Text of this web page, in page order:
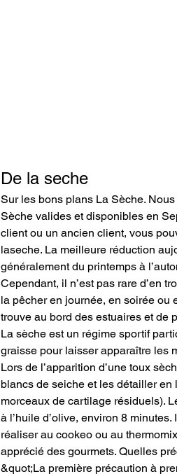
De la seche
Sur les bons plans La Sèche.
Sèche valides et disponibles en
client ou un ancien client, vous
laseche. La meilleure réduction
généralement du printemps à
Cependant, il n’est pas rare d’en
la pêcher en journée, en soirée ou
trouve au bord des estuaires et de
La sèche est un régime sportif
graisse pour laisser apparaître les
Lors de l’apparition d’une toux
blancs de seiche et les détailler
morceaux de cartilage résiduels).
à l’huile d’olive, environ 8
réaliser au cookeo ou au
apprécié des gourmets. Quelles
&quot;La première précaution à